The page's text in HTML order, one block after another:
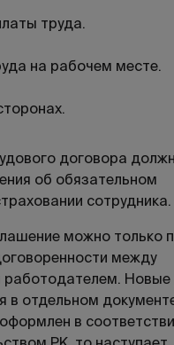
труда.
на рабочем месте.
договора
об обязательном
сотрудника.
можно только
между
работодателем. Новые
в отдельном
в